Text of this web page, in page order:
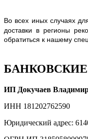
Во всех иных случаях
доставки в регионы
обратиться к нашему
ИП Докучаев
ИНН 181202762590
Юридический адрес: